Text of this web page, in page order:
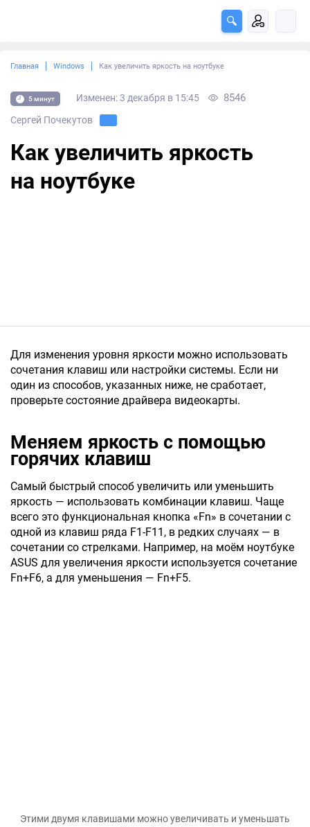
Главная Windows Как увеличить яркость на ноутбуке
5 минут Изменен: 3 декабря в 15:45 8546
Сергей Почекутов
Как увеличить яркость
на ноутбуке
Для изменения уровня яркости можно использовать
сочетания клавиш или настройки системы. Если ни
один из способов, указанных ниже, не сработает,
проверьте состояние драйвера видеокарты.
Меняем яркость с помощью
горячих клавиш
Самый быстрый способ увеличить или уменьшить
яркость — использовать комбинации клавиш. Чаще
всего это функциональная кнопка «Fn» в сочетании с
одной из клавиш ряда F1-F11, в редких случаях — в
сочетании со стрелками. Например, на моём ноутбуке
ASUS для увеличения яркости используется сочетание
Fn+F6, а для уменьшения — Fn+F5.
Этими двумя клавишами можно увеличивать и уменьшать